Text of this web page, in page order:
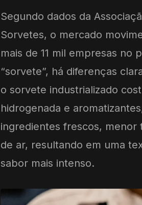
Segundo dados da
Sorvetes, o mercado
mais de 11 mil empresas no
“sorvete”, há diferenças
o sorvete industrializado
hidrogenada e
ingredientes frescos,
de ar, resultando em uma
sabor mais intenso.